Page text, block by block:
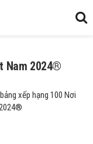
Nam 2024®
xếp hạng 100 Nơi